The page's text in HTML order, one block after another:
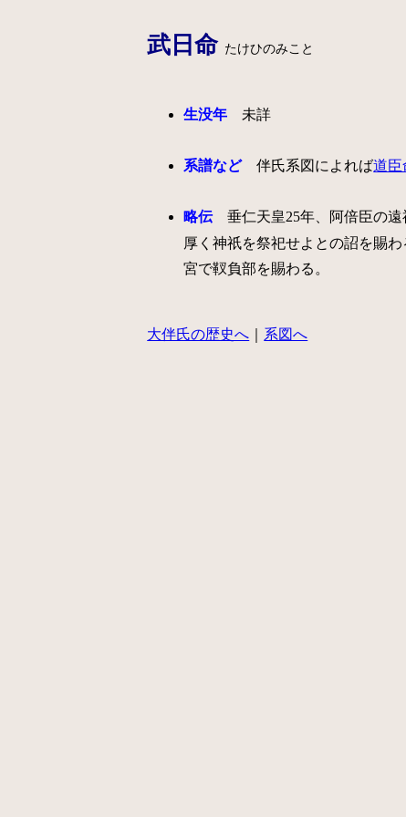
武日命 たけひのみこと
生没年 未詳
系譜など伴氏系図によれば道臣
略伝垂仁天皇25年、阿倍臣の遠
厚く神祇を祭祀せよとの詔を賜
宮で靫負部を賜わる。
大伴氏の歴史へ 系図へ